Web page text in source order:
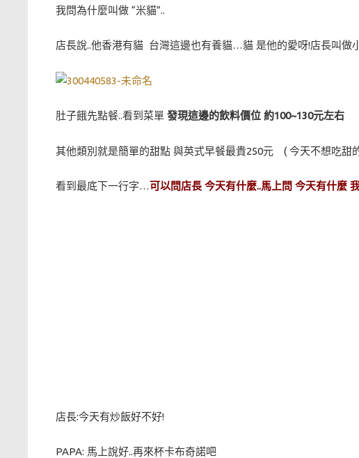
我問為什麼叫做 “米貓”..
店長說..他香港有貓 台灣這邊也有養貓…貓 是他的愛呀!店長叫做
肚子餓先點餐..看到菜單 發現這邊的飲料價位 約100~130元左右
其他類別就是簡單的甜點 與英式早餐最貴250元 ( 今天不想吃甜
看到最底下一行字…可以問店長 今天有什麼..馬上問 今天有什麼
店長:今天有炒飯好不好!
PAPA: 馬上說好..再來杯卡布奇諾吧